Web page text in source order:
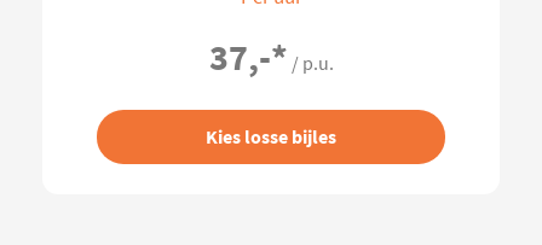
37,-* / p.u.
Kies losse bijles